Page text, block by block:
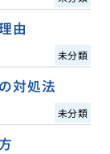
由
未分類
対処法
未分類